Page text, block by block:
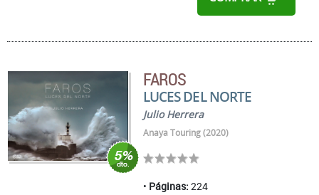
FAROS
LUCES DEL NORTE
Julio Herrera
Anaya Touring (2020)
Páginas: 224